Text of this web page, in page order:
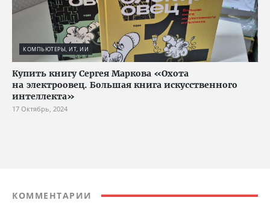
КОМПЬЮТЕРЫ, ИТ, ИИ
Купить книгу Сергея Маркова «Охота
на электроовец. Большая книга искусственного
интеллекта»
17 Октябрь, 2024
КОММЕНТАРИИ